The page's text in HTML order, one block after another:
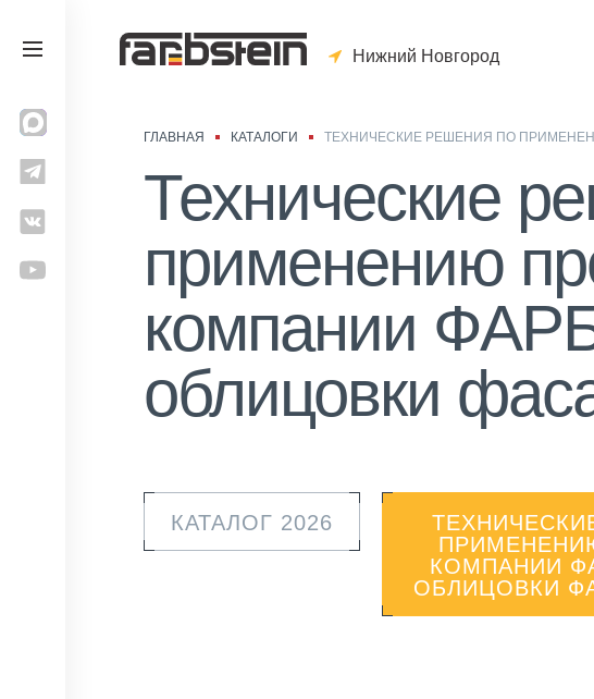
Нижний Новгород
ГЛАВНАЯ КАТАЛОГИ ТЕХНИЧЕСКИЕ РЕШЕНИЯ ПО
Технические
применению
компании
облицовки
КАТАЛОГ 2026
КОМПАНИИ
ОБЛИЦОВКИ